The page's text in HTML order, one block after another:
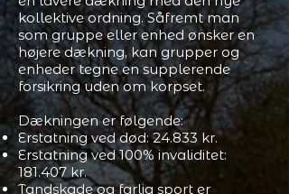
kollektive ordning. Såfremt man
som gruppe eller enhed ønsker en
højere dækning, kan grupper og
enheder tegne en supplerende
forsikring uden om korpset.
Dækningen er følgende:
Erstatning ved død: 24.833 kr.
Erstatning ved 100% invaliditet:
181.407 kr.
Tandskade og farlig sport er